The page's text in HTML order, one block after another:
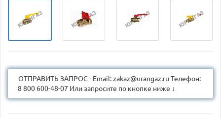
ОТПРАВИТЬ ЗАПРОС - Email: zakaz@urangaz.ru Телефон:
8 800 600-48-07 Или запросите по кнопке ниже ↓